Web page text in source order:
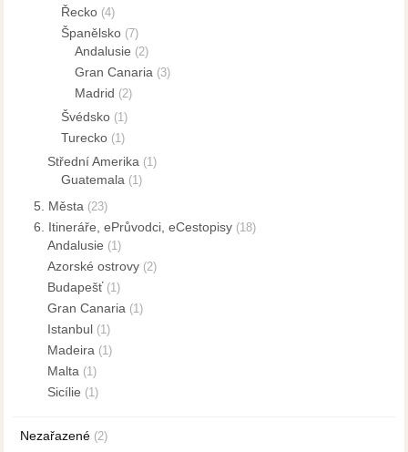
Řecko (4)
Španělsko (7)
Andalusie (2)
Gran Canaria (3)
Madrid (2)
Švédsko (1)
Turecko (1)
Střední Amerika (1)
Guatemala (1)
5. Města (23)
6. Itineráře, ePrůvodci, eCestopisy (18)
Andalusie (1)
Azorské ostrovy (2)
Budapešť(1)
Gran Canaria (1)
Istanbul (1)
Madeira (1)
Malta (1)
Sicílie (1)
Nezařazené (2)